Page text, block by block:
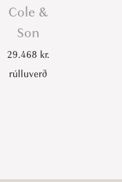
Cole &
Son
29.468 kr.
rúlluverð